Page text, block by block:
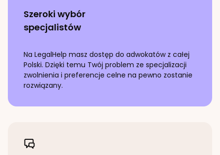
Szeroki wybór
specjalistów
Na LegalHelp masz dostęp do adwokatów z całej
Polski. Dzięki temu Twój problem ze specjalizacji
zwolnienia i preferencje celne na pewno zostanie
rozwiązany.